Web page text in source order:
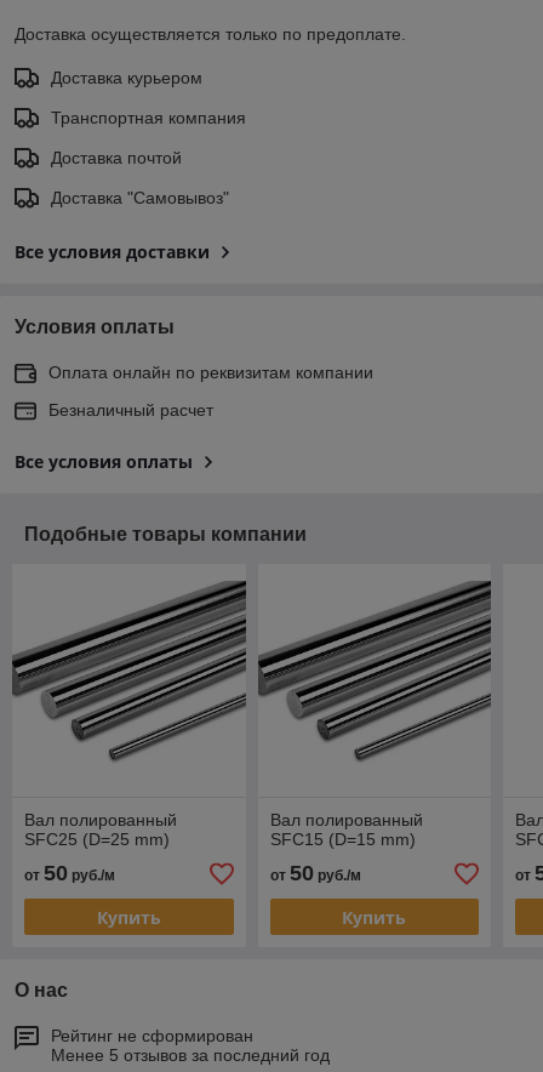
Доставка осуществляется только по предоплате.
Доставка курьером
Транспортная компания
Доставка почтой
Доставка "Самовывоз"
Все условия доставки
Условия оплаты
Оплата онлайн по реквизитам компании
Безналичный расчет
Все условия оплаты
Подобные товары компании
Вал полированный
SFC25 (D=25 mm)
от 50 руб./м
Купить
Вал полированный
SFC15 (D=15 mm)
от 50руб./м
Купить
от
О нас
Рейтинг не сформирован
Менее 5 отзывов за последний год